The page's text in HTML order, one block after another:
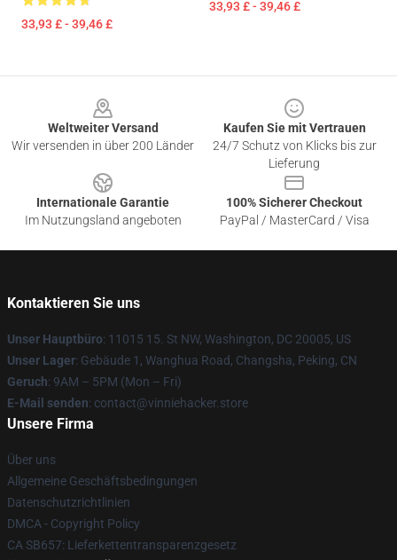
33,93 £ - 39,46 £
33,93 £ - 39,46 £
Weltweiter Versand
Wir versenden in über 200 Länder
Kaufen Sie mit Vertrauen
24/7 Schutz von Klicks bis zur
Lieferung
Internationale Garantie
Im Nutzungsland angeboten
100% Sicherer Checkout
PayPal / MasterCard / Visa
Kontaktieren Sie uns
Unser Hauptbüro: 11015 15. St NW, Washington, DC 20005, US
Unser Lager: Gebäude 1, Wanghua Road, Changsha, Peking, CN
Geruch: 9AM – 5PM (Mon – Fri)
E-Mail senden: contact@vinniehacker.store
Unsere Firma
Über uns
Allgemeine Geschäftsbedingungen
Datenschutzrichtlinien
DMCA - Copyright Policy
CA SB657: Lieferkettentransparenzgesetz